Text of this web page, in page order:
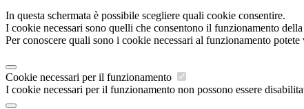
In questa schermata è possibile scegliere quali cookie consentire.
I cookie necessari sono quelli che consentono il funzionamento
Per conoscere quali sono i cookie necessari al funzionamento potete
Cookie necessari per il funzionamento
I cookie necessari per il funzionamento non possono essere